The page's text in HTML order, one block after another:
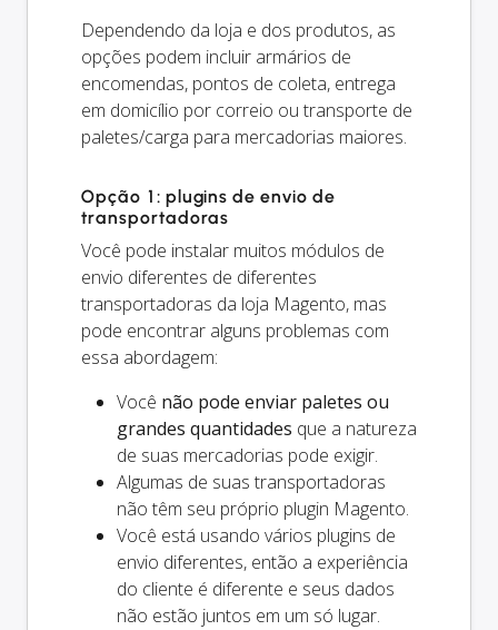
Dependendo da loja e dos produtos, as
opções podem incluir armários de
encomendas, pontos de coleta, entrega
em domicílio por correio ou transporte de
paletes/carga para mercadorias maiores.
Opção 1: plugins de envio de
transportadoras
Você pode instalar muitos módulos de
envio diferentes de diferentes
transportadoras da loja Magento, mas
pode encontrar alguns problemas com
essa abordagem:
Você não pode enviar paletes ou
grandes quantidades que a natureza
de suas mercadorias pode exigir.
Algumas de suas transportadoras
não têm seu próprio plugin Magento.
Você está usando vários plugins de
envio diferentes, então a experiência
do cliente é diferente e seus dados
não estão juntos em um só lugar.